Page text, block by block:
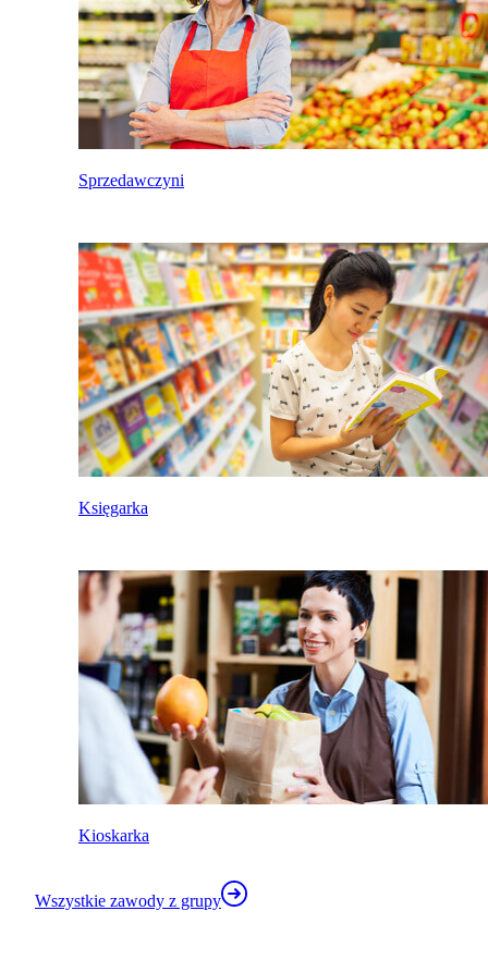
Sprzedawczyni
Księgarka
Kioskarka
Wszystkie zawody z grupy